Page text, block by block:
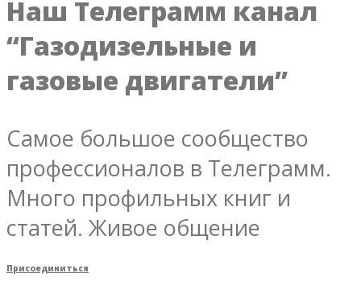
Наш Телеграмм канал
“Газодизельные и
газовые двигатели”
Самое большое сообщество
профессионалов в Телеграмм.
Много профильных книг и
статей. Живое общение
Присоединиться